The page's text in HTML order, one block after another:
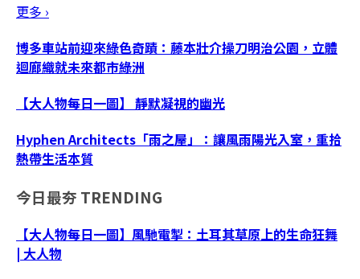
更多 ›
博多車站前迎來綠色奇蹟：藤本壯介操刀明治公園，立體
迴廊織就未來都市綠洲
【大人物每日一圖】 靜默凝視的幽光
Hyphen Architects「雨之屋」：讓風雨陽光入室，重拾
熱帶生活本質
今日最夯 TRENDING
【大人物每日一圖】風馳電掣：土耳其草原上的生命狂舞
| 大人物